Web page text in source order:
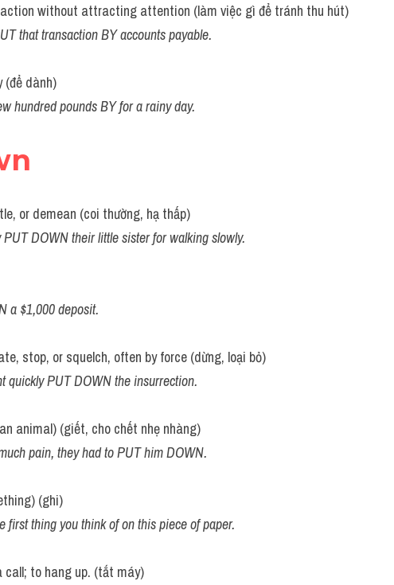
without attracting attention (làm việc gì để tránh thu hút)
that transaction BY accounts payable.
(để dành)
hundred pounds BY for a rainy day.
or demean (coi thường, hạ thấp)
PUT DOWN their little sister for walking slowly.
a $1,000 deposit.
stop, or squelch, often by force (dừng, loại bỏ)
quickly PUT DOWN the insurrection.
animal) (giết, cho chết nhẹ nhàng)
pain, they had to PUT him DOWN.
(ghi)
first thing you think of on this piece of paper.
call; to hang up. (tắt máy)